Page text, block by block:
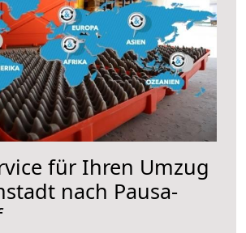
für Ihren Umzug
nach Pausa-